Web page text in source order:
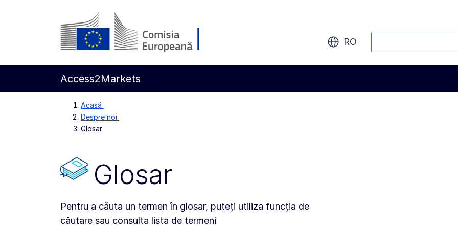
Accesați conținutul principal
RO
Access2Markets
Acasă
Despre noi
Glosar
Glosar
Pentru a căuta un termen în glosar, puteți utiliza funcția de
căutare sau consulta lista de termeni